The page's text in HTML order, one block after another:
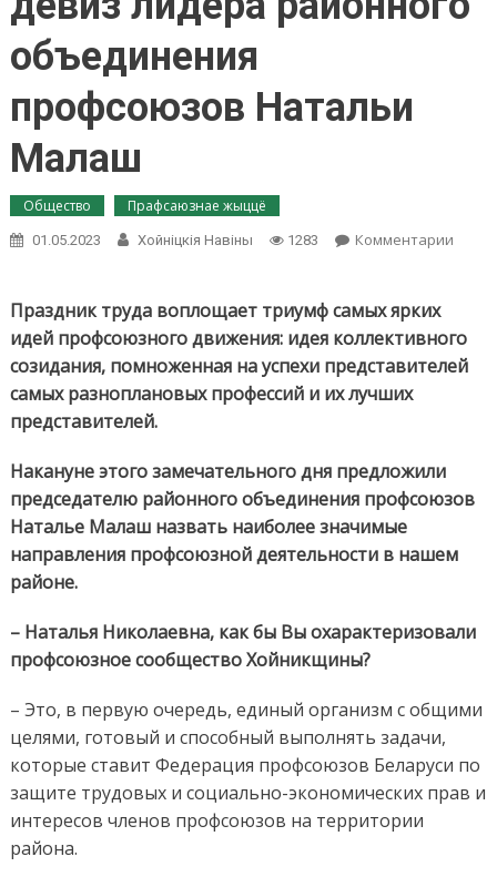
объединения
профсоюзов Натальи
Малаш
Общество Прафсаюзнае жыццё
01.05.2023 Хойнiцкiя Навiны 1283 Комментарииon
—
таков
Праздник труда воплощает триумф самых ярких
идей профсоюзного движения: идея коллективного
созидания, помноженная на успехи представителей
самых разноплановых профессий и их лучших
представителей.
Накануне этого замечательного дня предложили
председателю районного объединения профсоюзов
Наталье Малаш назвать наиболее значимые
направления профсоюзной деятельности в нашем
районе.
– Наталья Николаевна, как бы Вы охарактеризовали
профсоюзное сообщество Хойникщины?
– Это, в первую очередь, единый организм с общими
целями, готовый и способный выполнять задачи,
которые ставит Федерация профсоюзов Беларуси по
защите трудовых и социально-экономических прав и
интересов членов профсоюзов на территории
района.